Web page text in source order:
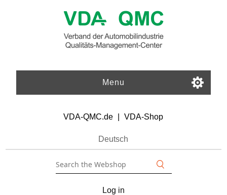
Menu
VDA-QMC.de VDA-Shop
Deutsch
Log in